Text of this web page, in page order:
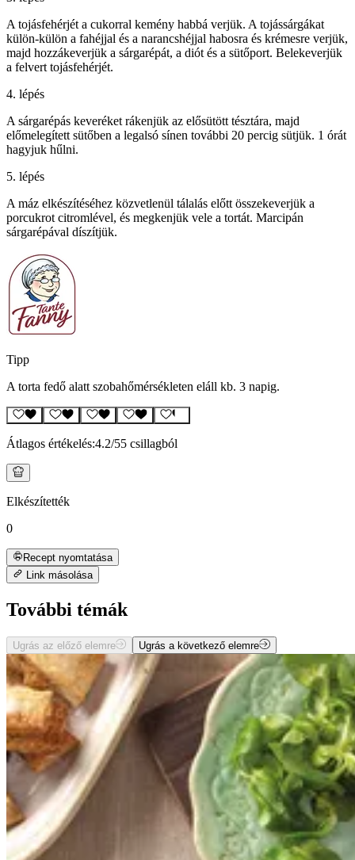
A tojásfehérjét a cukorral kemény habbá verjük. A tojássárgákat
külön-külön a fahéjjal és a narancshéjjal habosra és krémesre verjük,
majd hozzákeverjük a sárgarépát, a diót és a sütőport. Belekeverjük
a felvert tojásfehérjét.
4. lépés
A sárgarépás keveréket rákenjük az elősütött tésztára, majd
előmelegített sütőben a legalsó sínen további 20 percig sütjük. 1 órát
hagyjuk hűlni.
5. lépés
A máz elkészítéséhez közvetlenül tálalás előtt összekeverjük a
porcukrot citromlével, és megkenjük vele a tortát. Marcipán
sárgarépával díszítjük.
Tipp
A torta fedő alatt szobahőmérsékleten eláll kb. 3 napig.
Átlagos értékelés:4.2/55 csillagból
Elkészítették
0
Recept nyomtatása
Link másolása
További témák
Ugrás az előző elemre Ugrás a következő elemre